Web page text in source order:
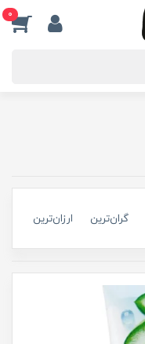
0
گران‌ترین ارزان‌ترین